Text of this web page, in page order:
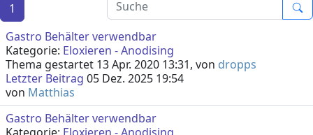
1
Gastro Behälter verwendbar
Kategorie: Eloxieren - Anodising
Thema gestartet 13 Apr. 2020 13:31, von dropps
Letzter Beitrag 05 Dez. 2025 19:54
von Matthias
Gastro Behälter verwendbar